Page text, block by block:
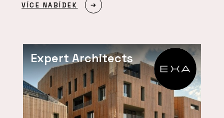
VÍCE NABÍDEK
Expert Architects